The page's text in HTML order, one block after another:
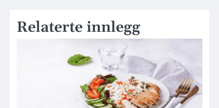
Relaterte innlegg